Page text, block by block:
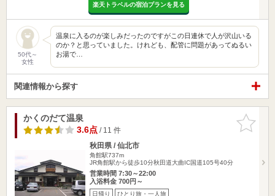
楽天トラベルの宿泊プランを見る
50代～
女性
温泉に入るのが楽しみだったのですがこの日連休で人が沢山いる
のか？と思っていました。けれども、配管に問題があってぬるい
お湯で…
関連情報から探す
お気に入
りに追加
かくのだて温泉
3.6点/ 11 件
秋田県 / 仙北市
角館駅737m
JR角館駅から徒歩10分秋田道大曲IC国道105号40分
営業時間 7:30～22:00
入浴料金 700円～
日帰り ひとり旅・一人旅